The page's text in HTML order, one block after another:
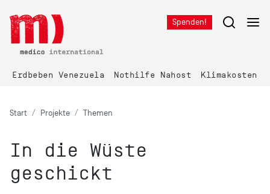
Spenden!
Erdbeben Venezuela Nothilfe Nahost Klimakosten
Start Projekte Themen
In die Wüste
geschickt